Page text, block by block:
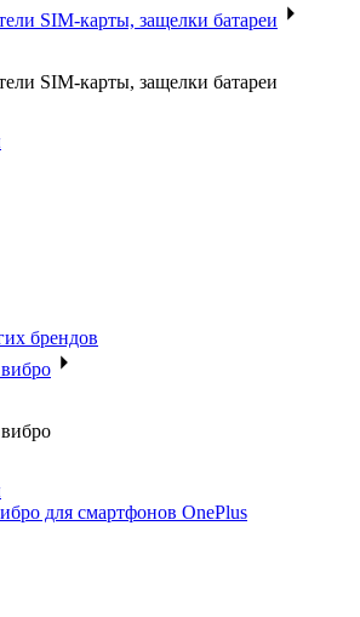
SIM-карты, защелки батареи
SIM-карты, защелки батареи
брендов
для смартфонов OnePlus